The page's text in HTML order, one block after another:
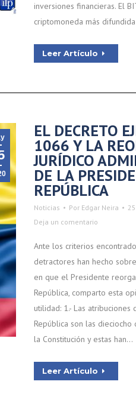
inversiones financieras. El
criptomoneda más
Leer Artículo
EL DECRETO
1066 Y LA
JURÍDICO
DE LA
REPÚBLICA
Noticias Por Edgar Neira
Deja un comentario
Ante los criterios
detractores han hecho
en que el Presidente
República, comparto esta
utilidad: 1.- Las
República son las
la Constitución y estas han…
Leer Artículo